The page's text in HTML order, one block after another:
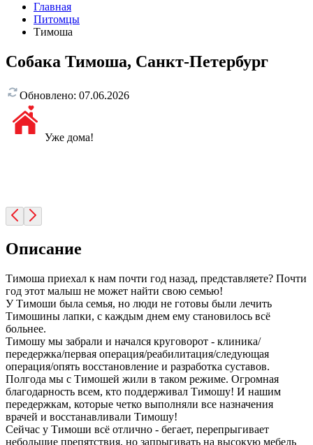
Главная
Питомцы
Тимоша
Собака Тимоша, Санкт-Петербург
Обновлено: 07.06.2026
Уже дома!
Описание
Тимоша приехал к нам почти год назад, представляете? Почти
год этот малыш не может найти свою семью!
У Тимоши была семья, но люди не готовы были лечить
Тимошины лапки, с каждым днем ему становилось всё
больнее.
Тимошу мы забрали и начался круговорот - клиника/
передержка/первая операция/реабилитация/следующая
операция/опять восстановление и разработка суставов.
Полгода мы с Тимошей жили в таком режиме. Огромная
благодарность всем, кто поддерживал Тимошу! И нашим
передержкам, которые четко выполняли все назначения
врачей и восстанавливали Тимошу!
Сейчас у Тимоши всё отлично - бегает, перепрыгивает
небольшие препятствия, но запрыгивать на высокую мебель